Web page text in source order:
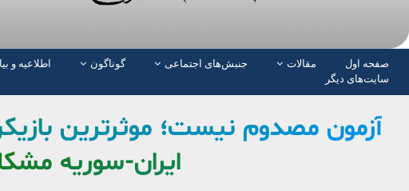
صفحە اول مقالات جنبش‌های اجتماعی گوناگون اطلاعیه و
سایت‌های دیگر
آزمون مصدوم نیست؛ موثرترین
ایران-سوریه